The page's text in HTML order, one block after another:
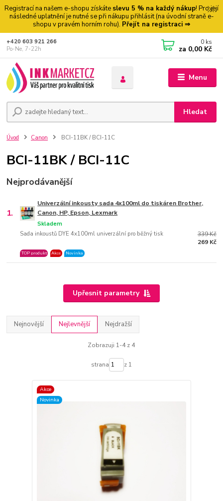
Registrací na našem e-shopu získáte slevu 5 % na každý nákup! Pro její
následné uplatnění je nutné se při nákupu přihlásit (na úvodní straně e-
shopu v pravém horním rohu). Přejít na registraci ⇒
Menu
Hledat
+420 603 921 266
Po-Ne, 7-22h
0 ks
za 0,00 Kč
Úvod Canon BCI-11BK / BCI-11C
BCI-11BK / BCI-11C
Nejprodávanější
1.
Univerzální inkousty sada 4x100ml do tiskáren Brother,
Canon, HP, Epson, Lexmark
Sada inkoustů DYE 4x100ml univerzální pro běžný tisk
Skladem
TOP produkt Akce Novinka
339 Kč
269 Kč
Upřesnit parametry
Nejnovější Nejlevnější Nejdražší
Zobrazuji 1-4 z 4
strana z 1
Akce
Novinka